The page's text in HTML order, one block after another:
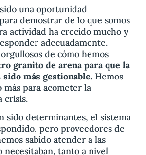
una oportunidad
demostrar de lo que somos
actividad ha crecido mucho y
adecuadamente.
de cómo hemos
granito de arena para que la
sido más gestionable. Hemos
más para acometer la
crisis.
sido determinantes, el sistema
pero proveedores de
sabido atender a las
necesitaban, tanto a nivel